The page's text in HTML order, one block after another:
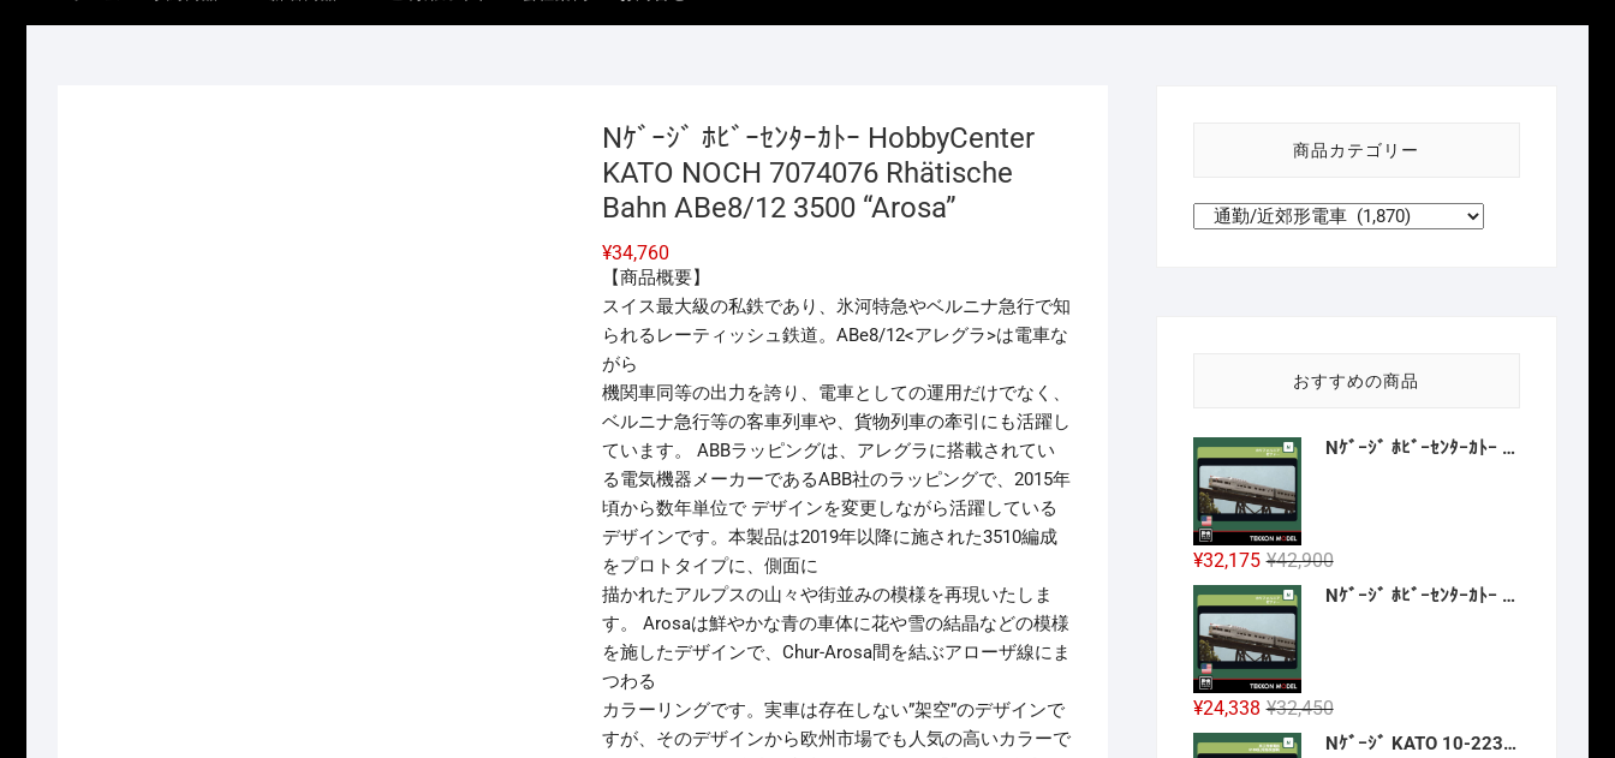
り
Nｹﾞｰｼﾞ ﾎﾋﾞｰｾﾝﾀｰｶﾄｰ HobbyCenter
KATO NOCH 7074076 Rhätische
Bahn ABe8/12 3500 “Arosa”
¥34,760
【商品概要】
スイス最大級の私鉄であり、氷河特急やベルニナ急行で知
られるレーティッシュ鉄道。ABe8/12<アレグラ>は電車な
がら
機関車同等の出力を誇り、電車としての運用だけでなく、
ベルニナ急行等の客車列車や、貨物列車の牽引にも活躍し
ています。 ABBラッピングは、アレグラに搭載されてい
る電気機器メーカーであるABB社のラッピングで、2015年
頃から数年単位で デザインを変更しながら活躍している
デザインです。本製品は2019年以降に施された3510編成
をプロトタイプに、側面に
描かれたアルプスの山々や街並みの模様を再現いたしま
す。 Arosaは鮮やかな青の車体に花や雪の結晶などの模様
を施したデザインで、Chur-Arosa間を結ぶアローザ線にま
つわる
カラーリングです。実車は存在しない”架空”のデザインで
すが、そのデザインから欧州市場でも人気の高いカラーで
商品カテゴリー
おすすめの商品
Nｹﾞｰｼﾞ ﾎﾋﾞｰｾﾝﾀｰｶﾄｰ HobbyCenter KATO 106-059 ｶﾘﾌｫﾙﾆｱ･ｾﾞﾌｧｰ 8両増結ｾｯﾄ 2027年1月予定
¥42,900元
の
¥42,900
で
¥32,175
現
在
は
¥32,175
Nｹﾞｰｼﾞ ﾎﾋﾞｰｾﾝﾀｰｶﾄｰ HobbyCenter KATO 106-058 E8A ｶﾘﾌｫﾙﾆｱ･ｾﾞﾌｧｰ 4両基本ｾｯﾄ 2026年12月予定
¥32,450元
の
¥24,338
現
在
Nｹﾞｰｼﾞ KATO 10-2236 京王帝都電鉄5100系(冷房改造車) 3両増結ｾｯﾄ 新製品 2026年12月予定